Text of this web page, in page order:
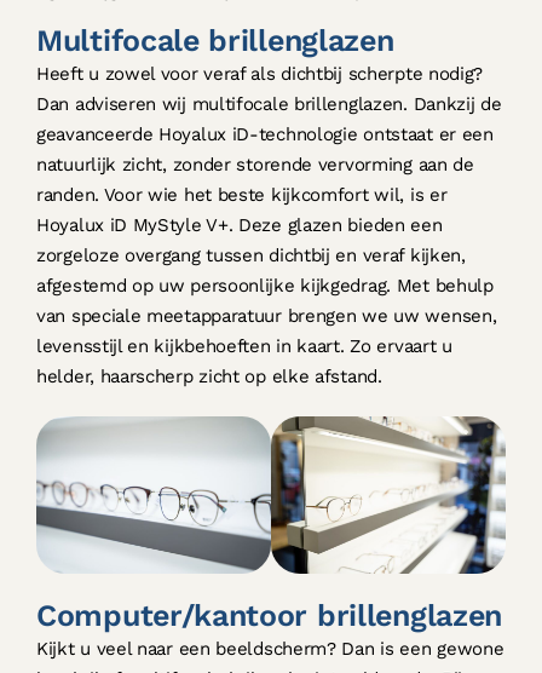
Multifocale brillenglazen
Heeft u zowel voor veraf als dichtbij scherpte nodig?
Dan adviseren wij multifocale brillenglazen. Dankzij de
geavanceerde Hoyalux iD-technologie ontstaat er een
natuurlijk zicht, zonder storende vervorming aan de
randen. Voor wie het beste kijkcomfort wil, is er
Hoyalux iD MyStyle V+. Deze glazen bieden een
zorgeloze overgang tussen dichtbij en veraf kijken,
afgestemd op uw persoonlijke kijkgedrag. Met behulp
van speciale meetapparatuur brengen we uw wensen,
levensstijl en kijkbehoeften in kaart. Zo ervaart u
helder, haarscherp zicht op elke afstand.
Computer/kantoor brillenglazen
Kijkt u veel naar een beeldscherm? Dan is een gewone